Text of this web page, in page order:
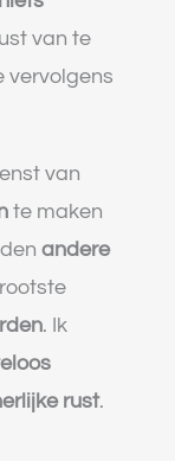
van te
vervolgens
van
te maken
andere
. Ik
rust.